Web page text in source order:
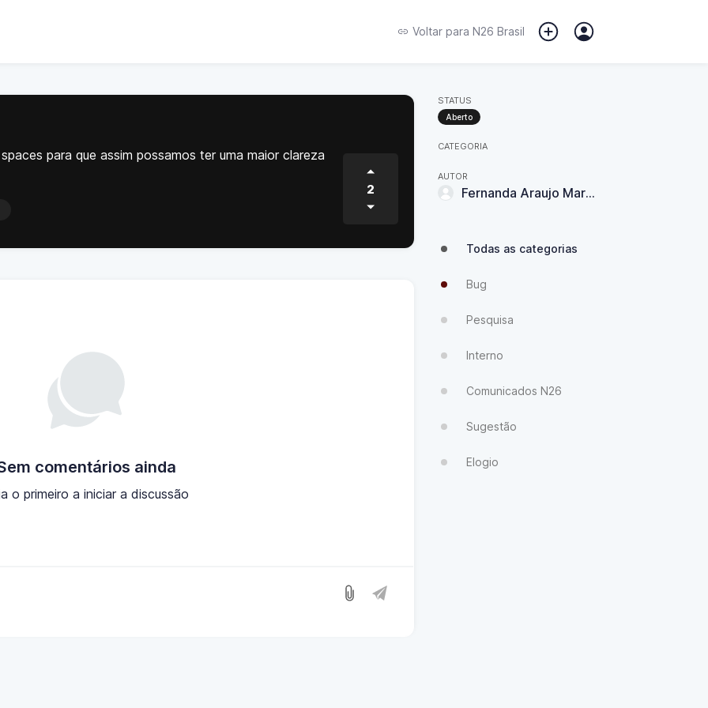
Voltar para N26 Brasil
para que assim possamos ter uma maior clareza
2
comentários ainda
o primeiro a iniciar a discussão
STATUS
Aberto
CATEGORIA
AUTOR
Fernanda Araujo Marques
Todas as categorias
Bug
Pesquisa
Interno
Comunicados N26
Sugestão
Elogio